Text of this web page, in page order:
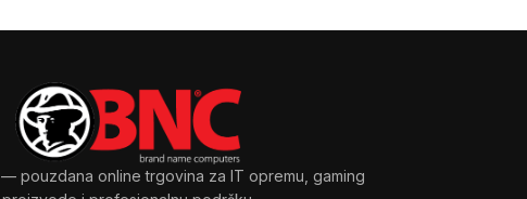
— pouzdana online trgovina za IT opremu, gaming